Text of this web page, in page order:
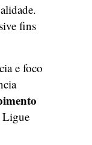
fins
e foco
Ligue